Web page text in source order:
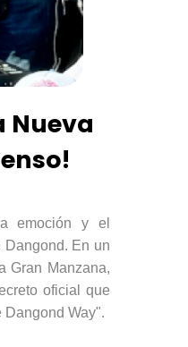
Nueva
emoción y el
Dangond. En un
Gran Manzana,
oficial que
Dangond Way".